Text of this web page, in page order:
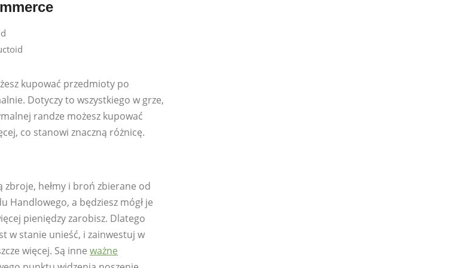
kupować przedmioty po
Dotyczy to wszystkiego w grze,
randze możesz kupować
co stanowi znaczną różnicę.
zbroje, hełmy i broń zbierane od
Handlowego, a będziesz mógł je
pieniędzy zarobisz. Dlatego
w stanie unieść, i zainwestuj w
więcej. Są inne ważne